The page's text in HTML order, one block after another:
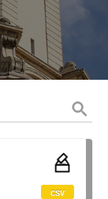
csv